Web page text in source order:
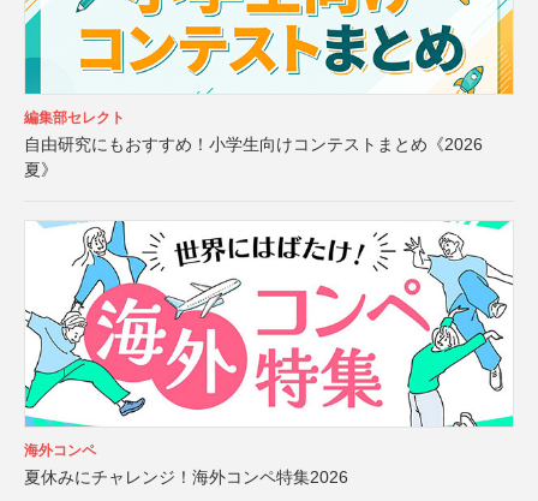
編集部セレクト
自由研究にもおすすめ！小学生向けコンテストまとめ《2026
夏》
海外コンペ
夏休みにチャレンジ！海外コンペ特集2026